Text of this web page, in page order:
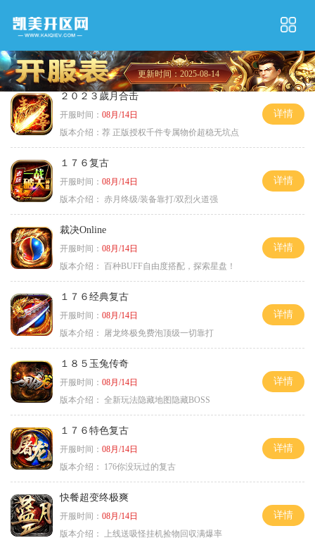
更新时间：2025-08-14
２０２３歲月合击
开服时间： 08月/14日
版本介绍： 荐 正版授权千件专属物价超稳无坑点
详情
１７６复古
开服时间： 08月/14日
版本介绍： 赤月终级/装备靠打/双烈火道强
详情
裁决Online
开服时间： 08月/14日
版本介绍： 百种BUFF自由度搭配，探索星盘！
详情
１７６经典复古
开服时间： 08月/14日
版本介绍：
屠龙终极免费泡顶级一切靠打
详情
１８５玉兔传奇
开服时间： 08月/14日
版本介绍： 全新玩法隐藏地图隐藏BOSS
详情
１７６特色复古
开服时间： 08月/14日
版本介绍：
176你没玩过的复古
详情
快餐超变终极爽
开服时间： 08月/14日
版本介绍：
上线送吸怪挂机捡物回収满爆率
详情